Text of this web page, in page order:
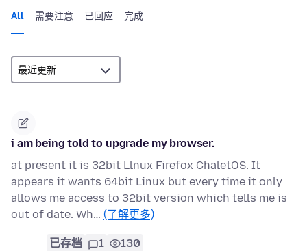
All 需要注意 已回应 完成
i am being told to upgrade my browser.
at present it is 32bit Llnux Firefox ChaletOS. It
appears it wants 64bit Linux but every time it only
allows me access to 32bit version which tells me is
out of date. Wh… (了解更多)
已存档 1 130